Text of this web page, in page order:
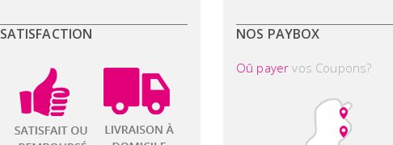
SATISFACTION NOS PAYBOX
Oû payervos Coupons?